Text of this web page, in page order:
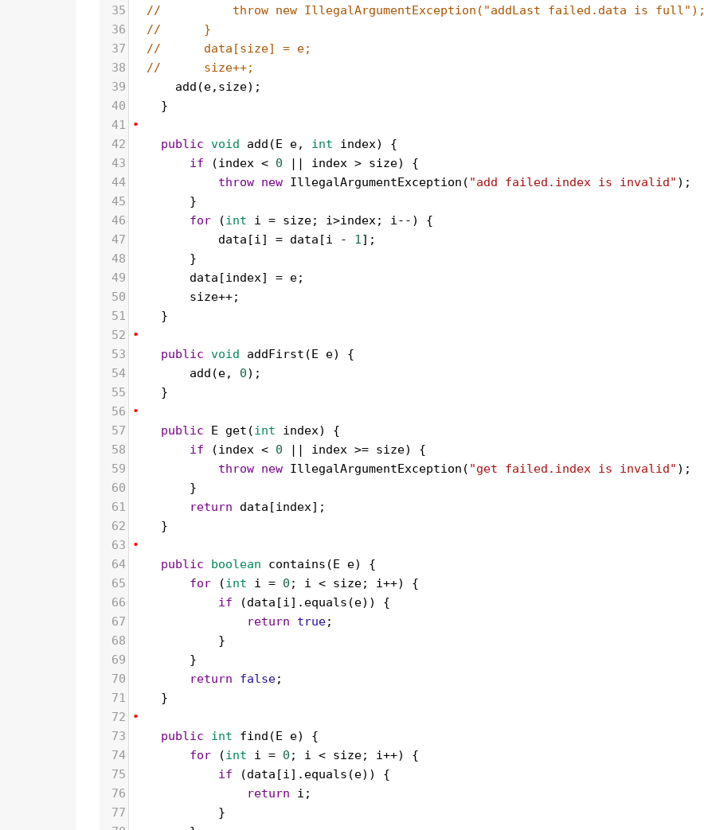
35
//          throw new IllegalArgumentException("addLast failed.data is full");
36
//      }
37
//      data[size] = e;
38
//      size++;
39
add (e, size);
40
    }
41
•
42
public void add (E e, int index) {
43
if (index < 0 || index > size) {
44
throw new IllegalArgumentException ( "add failed.index is invalid" );
45
        }
46
for (int i = size; i>index; i-- ) {
47
data [i] = data [i - 1];
48
        }
49
data [index] = e;
50
size++;
51
    }
52
•
53
public void addFirst (E e) {
54
add (e, 0);
55
    }
56
•
57
public E get (int index) {
58
if (index < 0 || index >= size) {
59
throw new IllegalArgumentException ( "get failed.index is invalid" );
60
        }
61
return data [index];
62
    }
63
•
64
public boolean contains (E e) {
65
for (int i = 0 ; i < size; i++) {
66
if (data [i]. equals (e)) {
67
return true;
68
            }
69
        }
70
return false;
71
    }
72
•
73
public int find (E e) {
74
for (int i = 0 ; i < size; i++) {
75
if (data [i]. equals (e)) {
76
return i ;
77
            }